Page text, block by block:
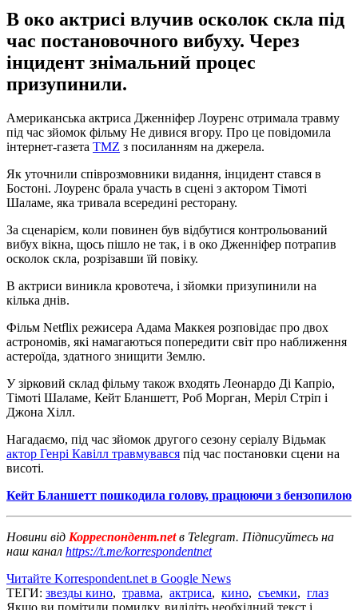
В око актрисі влучив осколок скла під
час постановочного вибуху. Через
інцидент знімальний процес
призупинили.
Американська актриса Дженніфер Лоуренс отримала травму
під час зйомок фільму Не дивися вгору. Про це повідомила
інтернет-газета TMZ з посиланням на джерела.
Як уточнили співрозмовники видання, інцидент стався в
Бостоні. Лоуренс брала участь в сцені з актором Тімоті
Шаламе, яка тривала всередині ресторану.
За сценарієм, коли повинен був відбутися контрольований
вибух вікна, щось пішло не так, і в око Дженніфер потрапив
осколок скла, розрізавши їй повіку.
В актриси виникла кровотеча, і зйомки призупинили на
кілька днів.
Фільм Netflix режисера Адама Маккея розповідає про двох
астрономів, які намагаються попередити світ про наближення
астероїда, здатного знищити Землю.
У зірковий склад фільму також входять Леонардо Ді Капріо,
Тімоті Шаламе, Кейт Бланшетт, Роб Морган, Меріл Стріп і
Джона Хілл.
Нагадаємо, під час зйомок другого сезону серіалу Відьмак
актор Генрі Кавілл травмувався під час постановки сцени на
висоті.
Кейт Бланшетт пошкодила голову, працюючи з бензопилою
Новини від Корреспондент.netв Telegram. Підписуйтесь на
наш канал https://t.me/korrespondentnet
Читайте Korrespondent.net в Google News
ТЕГИ: звезды кино, травма, актриса, кино, съемки, глаз
Якщо ви помітили помилку, виділіть необхідний текст і